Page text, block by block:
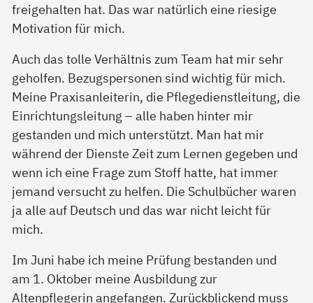
freigehalten hat. Das war natürlich eine riesige
Motivation für mich.
Auch das tolle Verhältnis zum Team hat mir sehr
geholfen. Bezugspersonen sind wichtig für mich.
Meine Praxisanleiterin, die Pflegedienstleitung, die
Einrichtungsleitung – alle haben hinter mir
gestanden und mich unterstützt. Man hat mir
während der Dienste Zeit zum Lernen gegeben und
wenn ich eine Frage zum Stoff hatte, hat immer
jemand versucht zu helfen. Die Schulbücher waren
ja alle auf Deutsch und das war nicht leicht für
mich.
Im Juni habe ich meine Prüfung bestanden und
am 1. Oktober meine Ausbildung zur
Altenpflegerin angefangen. Zurückblickend muss